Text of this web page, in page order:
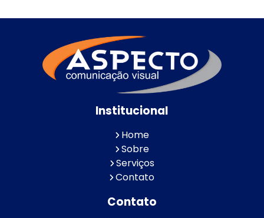
Institucional
Home
Sobre
Serviços
Contato
Contato